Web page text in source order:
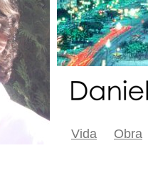
Vida Obra